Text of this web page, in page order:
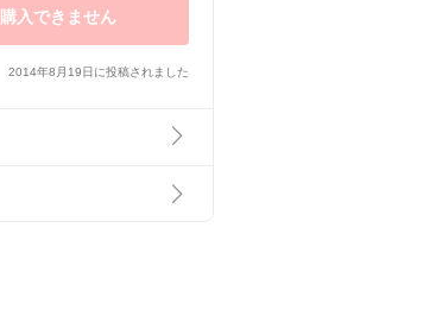
購入できません
2014年8月19日に投稿されました